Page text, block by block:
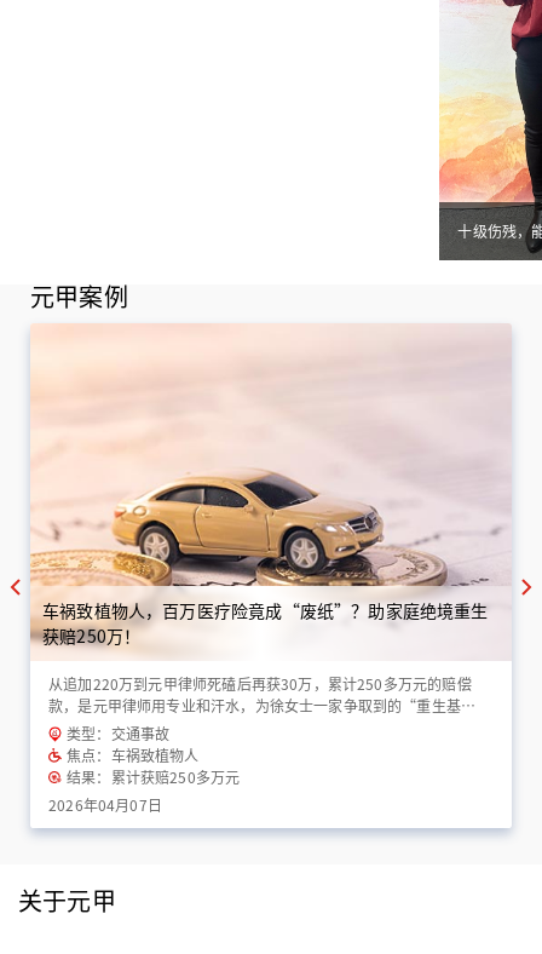
十级伤残，
元甲案例
车祸致植物人，百万医疗险竟成“废纸”？助家庭绝境重生
获赔250万！
从追加220万到元甲律师死磕后再获30万，累计250多万元的赔偿
款，是元甲律师用专业和汗水，为徐女士一家争取到的“重生基
金”！
类型：交通事故
焦点：车祸致植物人
结果：累计获赔250多万元
2026年04月07日
关于元甲